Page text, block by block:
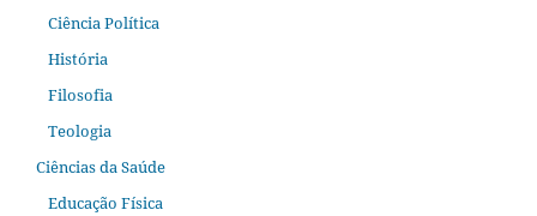
Ciência Política
História
Filosofia
Teologia
Ciências da Saúde
Educação Física